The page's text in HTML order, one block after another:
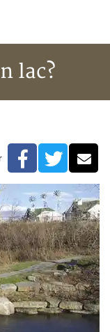
lac?
Facebook